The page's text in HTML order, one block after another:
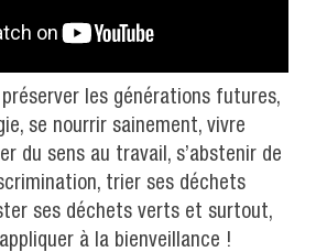
les générations futures,
se nourrir sainement, vivre
du sens au travail, s’abstenir de
trier ses déchets
ses déchets verts et surtout,
à la bienveillance !